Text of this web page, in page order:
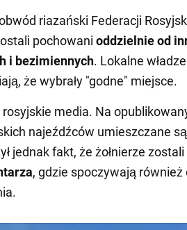
riazański Federacji
pochowani oddzielnie od
i bezimiennych. Lokalne
że wybrały "godne" miejsce.
rosyjskie media. Na
najeźdźców umieszczane
jednak fakt, że żołnierze
, gdzie spoczywają również